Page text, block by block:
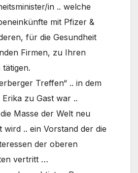
in .. welche
mit Pfizer &
für die Gesundheit
Firmen, zu Ihren
tätigen.
Treffen“ .. in dem
zu Gast war ..
Masse der Welt neu
wird .. ein Vorstand der die
der oberen
vertritt …